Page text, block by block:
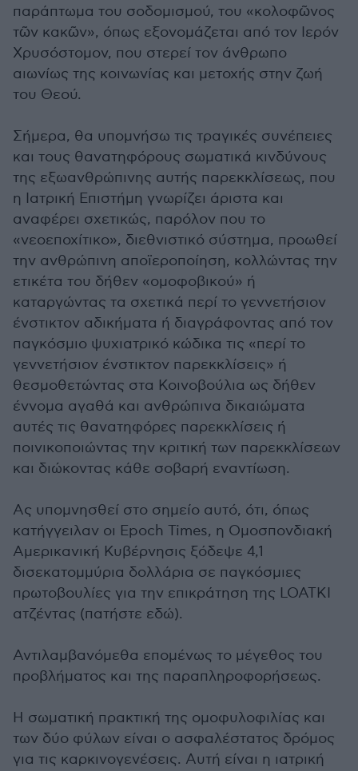
παράπτωμα του σοδομισμού, του «κολοφῶνος
τῶν κακῶν», όπως εξονομάζεται από τον Ιερόν
Χρυσόστομον, που στερεί τον άνθρωπο
αιωνίως της κοινωνίας και μετοχής στην ζωή
του Θεού.
Σήμερα, θα υπομνήσω τις τραγικές συνέπειες
και τους θανατηφόρους σωματικά κινδύνους
της εξωανθρώπινης αυτής παρεκκλίσεως, που
η Ιατρική Επιστήμη γνωρίζει άριστα και
αναφέρει σχετικώς, παρόλον που το
«νεοεποχίτικο», διεθνιστικό σύστημα, προωθεί
την ανθρώπινη αποϊεροποίηση, κολλώντας την
ετικέτα του δήθεν «ομοφοβικού» ή
καταργώντας τα σχετικά περί το γεννετήσιον
ένστικτον αδικήματα ή διαγράφοντας από τον
παγκόσμιο ψυχιατρικό κώδικα τις «περί το
γεννετήσιον ένστικτον παρεκκλίσεις» ή
θεσμοθετώντας στα Κοινοβούλια ως δήθεν
έννομα αγαθά και ανθρώπινα δικαιώματα
αυτές τις θανατηφόρες παρεκκλίσεις ή
ποινικοποιώντας την κριτική των παρεκκλίσεων
και διώκοντας κάθε σοβαρή εναντίωση.
Ας υπομνησθεί στο σημείο αυτό, ότι, όπως
κατήγγειλαν οι Epoch Times, η Ομοσπονδιακή
Αμερικανική Κυβέρνησις ξόδεψε 4,1
δισεκατομμύρια δολλάρια σε παγκόσμιες
πρωτοβουλίες για την επικράτηση της LOATKI
ατζέντας (πατήστε εδώ).
Αντιλαμβανόμεθα επομένως το μέγεθος του
προβλήματος και της παραπληροφορήσεως.
Η σωματική πρακτική της ομοφυλοφιλίας και
των δύο φύλων είναι ο ασφαλέστατος δρόμος
για τις καρκινογενέσεις. Αυτή είναι η ιατρική